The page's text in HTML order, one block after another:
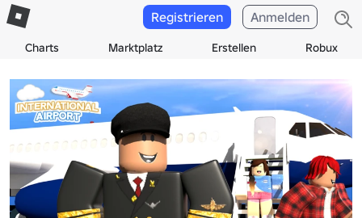
Charts Marktplatz Erstellen Robux
Registrieren Anmelden